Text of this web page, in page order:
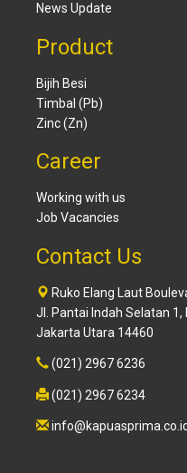
News Update
Product
Bijih Besi
Timbal (Pb)
Zinc (Zn)
Career
Working with us
Job Vacancies
Contact Us
Ruko Elang Laut
Jl. Pantai Indah Selatan 1,
Jakarta Utara 14460
(021) 2967 6236
(021) 2967 6234
info@kapuasprima.co.id